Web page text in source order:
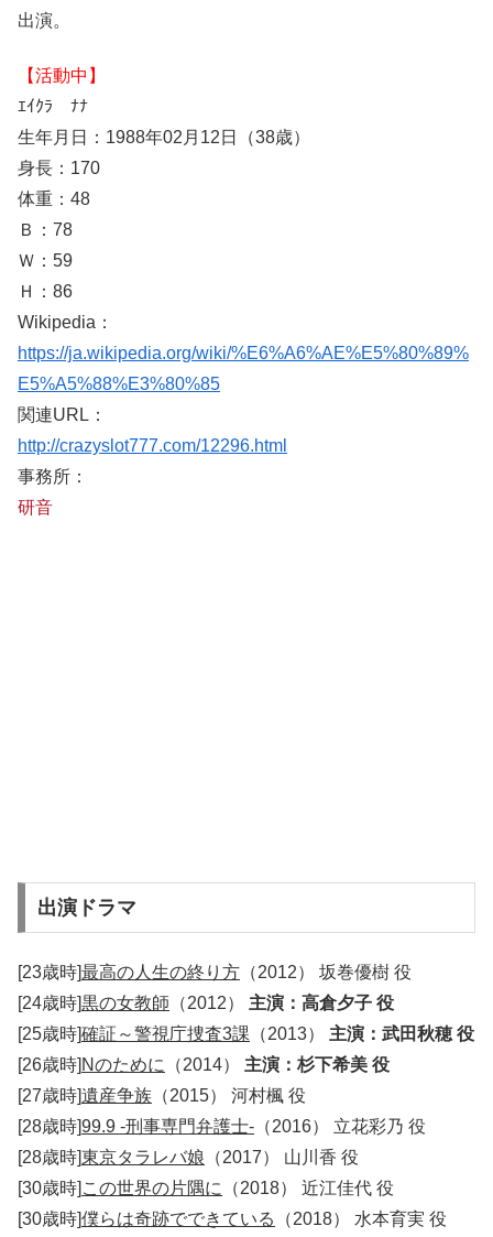
出演。
【活動中】
ｴｲｸﾗ ﾅﾅ
生年月日：1988年02月12日（38歳）
身長：170
体重：48
Ｂ：78
Ｗ：59
Ｈ：86
Wikipedia：
https://ja.wikipedia.org/wiki/%E6%A6%AE%E5%80%89%
E5%A5%88%E3%80%85
関連URL：
http://crazyslot777.com/12296.html
事務所：
研音
出演ドラマ
[23歳時]最高の人生の終り方 （2012） 坂巻優樹 役
[24歳時]黒の女教師 （2012） 主演：高倉夕子 役
[25歳時]確証～警視庁捜査3課 （2013） 主演：武田秋穂 役
[26歳時] Nのために （2014） 主演：杉下希美 役
[27歳時]遺産争族 （2015） 河村楓 役
[28歳時]99.9 -刑事専門弁護士- （2016） 立花彩乃 役
[28歳時]東京タラレバ娘 （2017） 山川香 役
[30歳時] この世界の片隅に
（2018） 近江佳代 役
[30歳時]僕らは奇跡でできている
（2018） 水本育実 役